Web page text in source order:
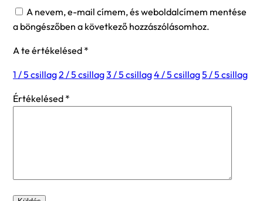
A nevem, e-mail címem, és weboldalcímem mentése
a böngészőben a következő hozzászólásomhoz.
A te értékelésed *
1 / 5 csillag2 / 5 csillag3 / 5 csillag4 / 5 csillag5 / 5 csillag
Értékelésed *